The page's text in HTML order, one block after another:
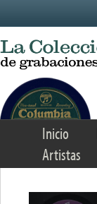
Inicio
Artistas